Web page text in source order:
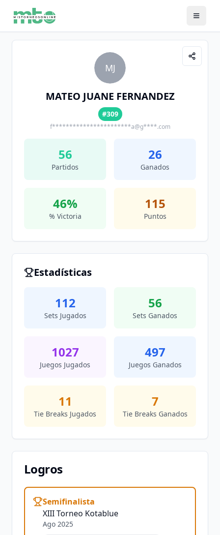
MJ
MATEO JUANE FERNANDEZ
#309
f***********************a@g****.com
56
Partidos
26
Ganados
46%
% Victoria
115
Puntos
Estadísticas
112
Sets Jugados
56
Sets Ganados
1027
Juegos Jugados
497
Juegos Ganados
11
Tie Breaks Jugados
7
Tie Breaks Ganados
Logros
Semifinalista
XIII Torneo Kotablue
Ago 2025